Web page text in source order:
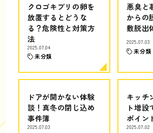
クロゴキブリの卵を
放置するとどうな
る？危険性と対策方
法
2025.07.04
未分類
悪臭と
からの
敷脱出
2025.07.03
未分類
ドアが開かない体験
談！真冬の閉じ込め
事件簿
2025.07.03
キッチ
ト増設
ポイン
2025.07.02